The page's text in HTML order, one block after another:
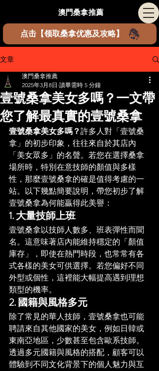
​澳門桑拿推薦
点击【领取桑拿优惠及攻略】
文章
壹號桑拿美女多嗎？一文帶
您了解最真實的壹號桑拿
澳門桑拿推薦
2025年3月8日 讀畢需時 5 分鐘
壹號桑拿美女多嗎？許多人對「壹號桑
拿」的初步印象，往往來自於其店內
「美女眾多」的名聲。若您在選擇桑拿
場所時，特別在意技師的顏值與多樣
性，那麼壹號桑拿的確是值得考慮的一
站。以下幾點簡要說明，帶您初步了解
壹號桑拿為何能贏得此美譽：
1. 大量技師上班
壹號桑拿以技師人數多、班表彈性而聞
名。這意味著店內能維持穩定的「顏值
庫存」，即使在熱門時段，也常常有各
式各樣的美女可供選擇。若您偏好不同
外型或個性，這裡能大幅提高遇到理想
類型的機率。
2. 國籍與風格多元
除了常見的華人技師，壹號桑拿也可能
聘請來自其他國家的美女，例如日韓或
東南亞地區，少數甚至包含歐系技師。
透過多元國籍與風格的搭配，顧客可以
體驗到不同文化背景下的個人魅力與互